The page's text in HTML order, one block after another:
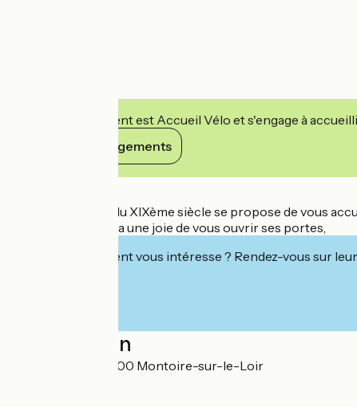
Cet établissement est Accueil Vélo et s'engage à
Voir ses engagements
Ce domaine, issu du XIXème siècle se propose de vous
Clos du Loir se fera une joie de vous ouvrir ses portes,
Cet établissement vous intéresse ? Rendez-vous sur
Localisation
10 Rue du Loir 41800 Montoire-sur-le-Loir